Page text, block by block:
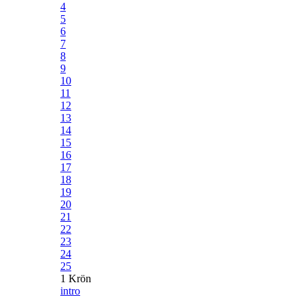
4
5
6
7
8
9
10
11
12
13
14
15
16
17
18
19
20
21
22
23
24
25
1 Krön
intro